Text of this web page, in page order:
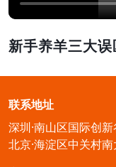
新手养羊三大
联系地址
深圳·南山区国际创
北京·海淀区中关村